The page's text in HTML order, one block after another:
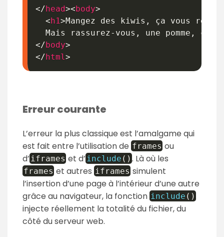
</head><body>
<h1>Mangez des kiwis, ça vous
Mais rassurez-vous, une pomme, ça
</body>
</html >
Erreur courante
L’erreur la plus classique est l’amalgame qui
est fait entre l’utilisation de frames ou
d’ iframes et d’ include ( ) . Là où les
frames et autres iframes simulent
l’insertion d’une page à l’intérieur d’une autre
grâce au navigateur, la fonction include ( )
injecte réellement la totalité du fichier, du
côté du serveur web.